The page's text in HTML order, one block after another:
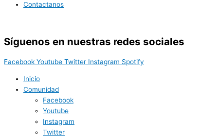
Contactanos
Síguenos en nuestras redes sociales
Facebook Youtube Twitter Instagram Spotify
Inicio
Comunidad
Facebook
Youtube
Instagram
Twitter